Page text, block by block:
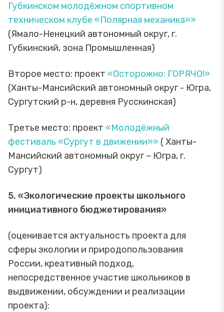
Губкинском молодёжном спортивном
техническом клубе «Полярная механика»»
(Ямало-Ненецкий автономный округ, г.
Губкинский, зона Промышленная)
Второе место: проект «Осторожно: ГОРЯЧО!»
(Ханты-Мансийский автономный округ - Югра,
Сургутский р-н, деревня Русскинская)
Третье место: проект «Молодёжный
фестиваль «Сургут в движении»» ( Ханты-
Мансийский автономный округ – Югра, г.
Сургут)
5. «Экологические проекты школьного
инициативного бюджетирования»
(оценивается актуальность проекта для
сферы экологии и природопользования
России, креативный подход,
непосредственное участие школьников в
выдвижении, обсуждении и реализации
проекта):